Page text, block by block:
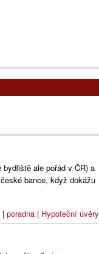
ale pořád v ČR) a
bance, když dokážu
| poradna| Hypoteční úvěry